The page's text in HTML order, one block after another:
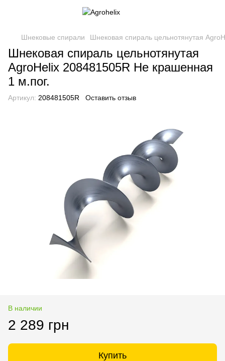
Шнековые спирали Шнековая спираль цельнотянутая
Шнековая спираль цельнотянутая
AgroHelix 208481505R Не крашенная
1 м.пог.
Артикул: 208481505R Оставить отзыв
В наличии
2 289 грн
Купить